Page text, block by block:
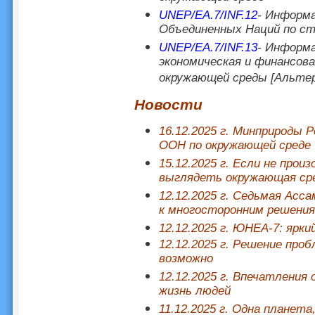
UNEP/EA.7/INF.12-
Объединенных Наций по
UNEP/EA.7/INF.13-
экономическая и
окружающей среды
Новости
16.12.2025 г. Минприроды
ООН по окружающей среде
15.12.2025 г. Если не
выглядеть окружающая
12.12.2025 г. Седьмая
к многосторонним
12.12.2025 г. ЮНЕА-7:
12.12.2025 г. Решение
возможно
12.12.2025 г.
жизнь людей
11.12.2025 г. Одна